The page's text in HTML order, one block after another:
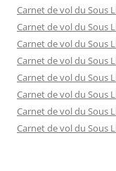
Carnet de vol du Sous
Carnet de vol du Sous
Carnet de vol du Sous
Carnet de vol du Sous
Carnet de vol du Sous
Carnet de vol du Sous
Carnet de vol du Sous
Carnet de vol du Sous